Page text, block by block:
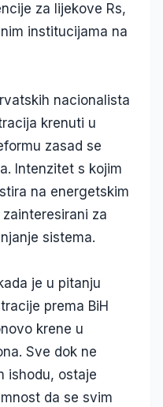
za lijekove Rs,
institucijama na
nacionalista
krenuti u
zasad se
Intenzitet s kojim
na energetskim
za
sistema.
je u pitanju
prema BiH
krene u
Sve dok ne
ishodu, ostaje
da se svim